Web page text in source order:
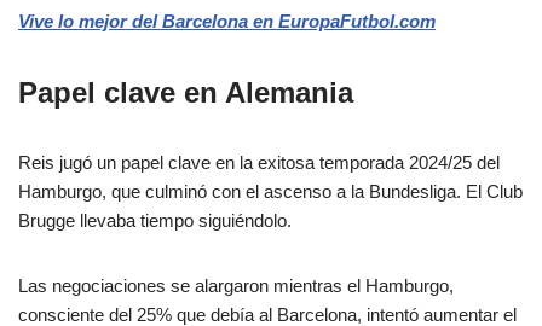
Vive lo mejor del Barcelona en EuropaFutbol.com
Papel clave en Alemania
Reis jugó un papel clave en la exitosa temporada 2024/25 del
Hamburgo, que culminó con el ascenso a la Bundesliga. El Club
Brugge llevaba tiempo siguiéndolo.
Las negociaciones se alargaron mientras el Hamburgo,
consciente del 25% que debía al Barcelona, ​​intentó aumentar el